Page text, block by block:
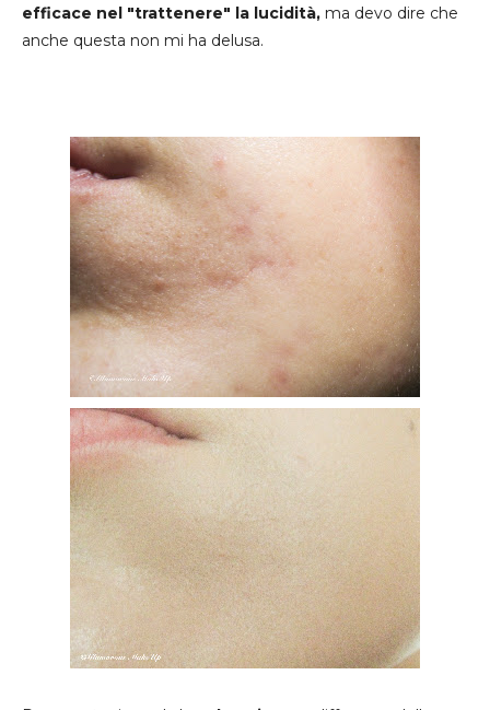
efficace nel "trattenere" la lucidità, ma devo dire che
anche questa non mi ha delusa.